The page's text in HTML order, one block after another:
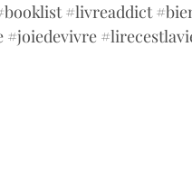
#livreaddict
#joiedevivre